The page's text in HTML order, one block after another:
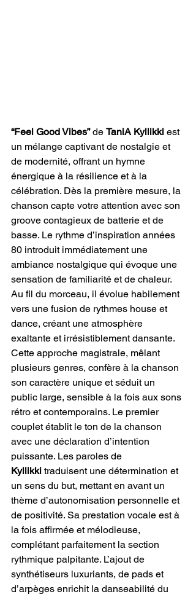
“Feel Good Vibes” de TaniA Kyllikki est
un mélange captivant de nostalgie et
de modernité, offrant un hymne
énergique à la résilience et à la
célébration. Dès la première mesure, la
chanson capte votre attention avec son
groove contagieux de batterie et de
basse. Le rythme d’inspiration années
80 introduit immédiatement une
ambiance nostalgique qui évoque une
sensation de familiarité et de chaleur.
Au fil du morceau, il évolue habilement
vers une fusion de rythmes house et
dance, créant une atmosphère
exaltante et irrésistiblement dansante.
Cette approche magistrale, mêlant
plusieurs genres, confère à la chanson
son caractère unique et séduit un
public large, sensible à la fois aux sons
rétro et contemporains. Le premier
couplet établit le ton de la chanson
avec une déclaration d’intention
puissante. Les paroles de
Kyllikki traduisent une détermination et
un sens du but, mettant en avant un
thème d’autonomisation personnelle et
de positivité. Sa prestation vocale est à
la fois affirmée et mélodieuse,
complétant parfaitement la section
rythmique palpitante. L’ajout de
synthétiseurs luxuriants, de pads et
d’arpèges enrichit la danseabilité du